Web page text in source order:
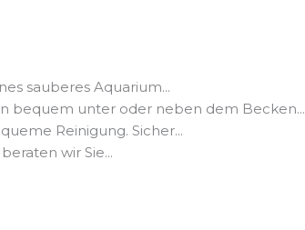
sauberes Aquarium...
bequem unter oder neben dem Becken...
Reinigung. Sicher...
wir Sie...